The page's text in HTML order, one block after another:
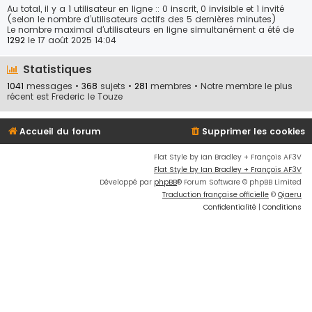
Au total, il y a 1 utilisateur en ligne :: 0 inscrit, 0 invisible et 1 invité
(selon le nombre d’utilisateurs actifs des 5 dernières minutes)
Le nombre maximal d’utilisateurs en ligne simultanément a été de
1292 le 17 août 2025 14:04
Statistiques
1041 messages • 368 sujets • 281 membres • Notre membre le plus
récent est Frederic le Touze
Accueil du forum Supprimer les cookies
Flat Style by Ian Bradley + François AF3V
Flat Style by Ian Bradley + François AF3V
Développé par phpBB® Forum Software © phpBB Limited
Traduction française officielle © Qiaeru
Confidentialité | Conditions